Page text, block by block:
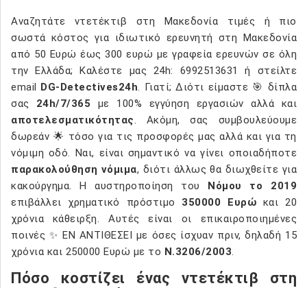
Αναζητάτε ντετέκτιβ στη Μακεδονία τιμές ή πιο
σωστά κόστος για ιδιωτικό ερευνητή στη Μακεδονία
από 50 Ευρώ έως 300 ευρώ με γραφεία ερευνών σε όλη
την Ελλάδα; Καλέστε μας 24h: 6992513631 ή στείλτε
email DG-Detectives24h. Γιατί; Διότι είμαστε 🎯 δίπλα
σας 24h/7/365 με 100% εγγύηση εργασιών αλλά και
αποτελεσματικότητας. Ακόμη, σας συμβουλεύουμε
δωρεάν 🌟 τόσο για τις προσφορές μας αλλά και για τη
νόμιμη οδό. Ναι, είναι σημαντικό να γίνει οποιαδήποτε
παρακολούθηση νόμιμα, διότι άλλως θα διωχθείτε για
κακούργημα. Η αυστηροποίηση του Νόμου το 2019
επιβάλλει χρηματικό πρόστιμο 350000 Ευρώ και 20
χρόνια κάθειρξη. Αυτές είναι οι επικαιροποιημένες
ποινές ✨ ΕΝ ΑΝΤΙΘΕΣΕΙ με όσες ίσχυαν πριν, δηλαδή 15
χρόνια και 250000 Ευρώ με το Ν.3206/2003.
Πόσο κοστίζει ένας ντετέκτιβ στη